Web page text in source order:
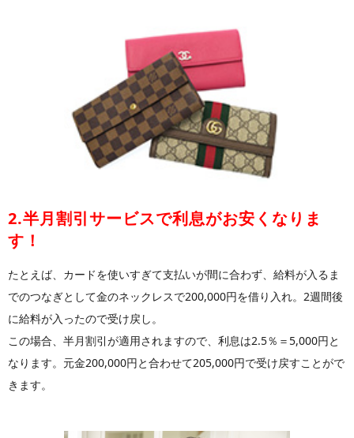
2.半月割引サービスで利息がお安くなりま
す！
たとえば、カードを使いすぎて支払いが間に合わず、給料が入るま
でのつなぎとして金のネックレスで200,000円を借り入れ。2週間後
に給料が入ったので受け戻し。
この場合、半月割引が適用されますので、利息は2.5％＝5,000円と
なります。元金200,000円と合わせて205,000円で受け戻すことがで
きます。